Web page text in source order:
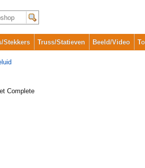
Stekkers Truss/Statieven Beeld/Video
Complete